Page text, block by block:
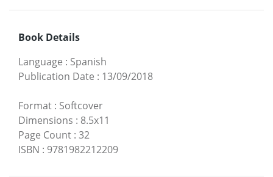
Book Details
Language : Spanish
Publication Date : 13/09/2018
Format : Softcover
Dimensions : 8.5x11
Page Count : 32
ISBN : 9781982212209